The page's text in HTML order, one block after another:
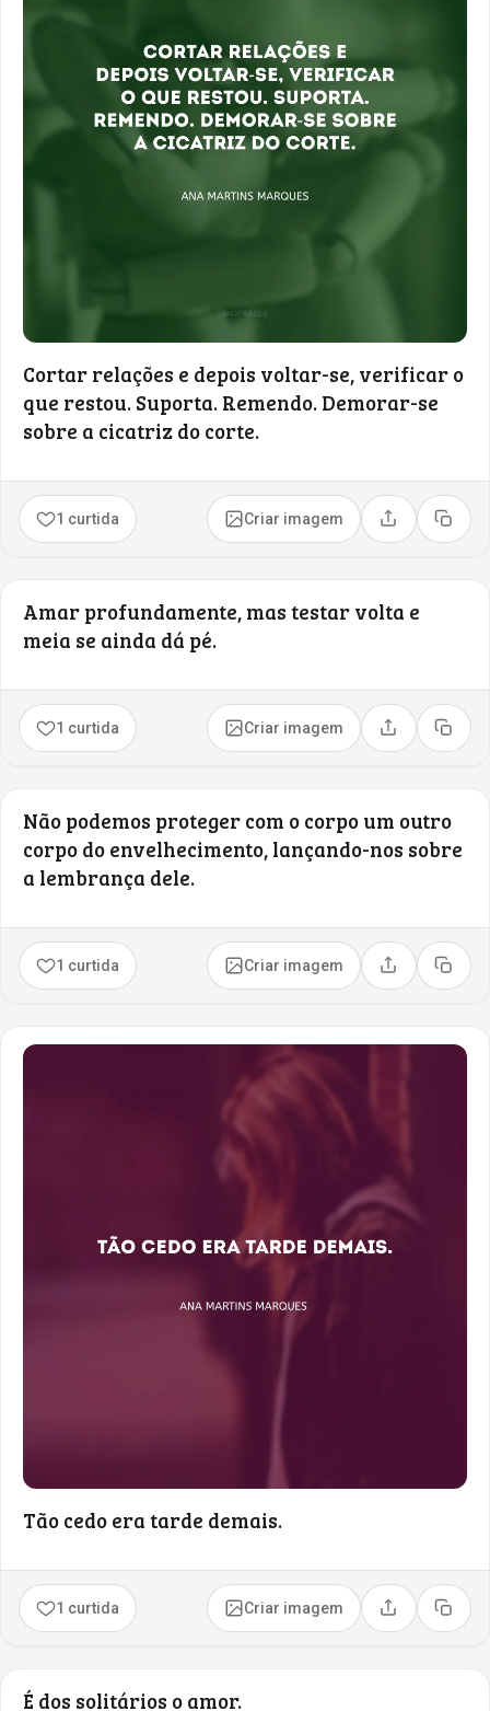
Cortar relações e depois voltar-se, verificar o
que restou. Suporta. Remendo. Demorar-se
sobre a cicatriz do corte.
1 curtida Criar imagem Compartilhar
Copiar
Amar profundamente, mas testar volta e
meia se ainda dá pé.
1 curtida Criar imagem Compartilhar
Copiar
Não podemos proteger com o corpo um outro
corpo do envelhecimento, lançando-nos sobre
a lembrança dele.
1 curtida Criar imagem Compartilhar
Copiar
Tão cedo era tarde demais.
1 curtida Criar imagem Compartilhar
Copiar
É dos solitários o amor.